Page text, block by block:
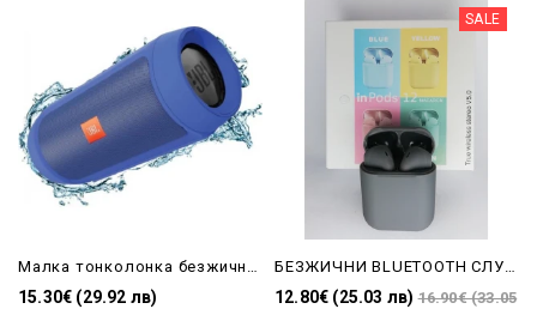
15.30€ (29.92 лв)
SALE
12.80€ (25.03 лв) 16.90€ (33.05